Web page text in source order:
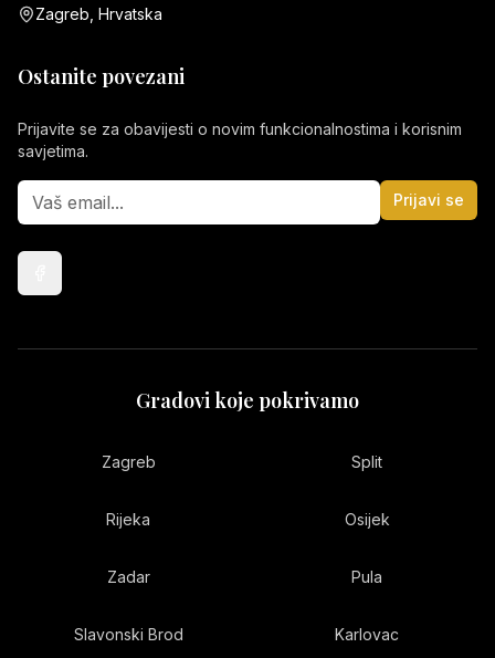
Zagreb, Hrvatska
Ostanite povezani
Prijavite se za obavijesti o novim funkcionalnostima i korisnim
savjetima.
Prijavi se
Gradovi koje pokrivamo
Zagreb Split
Rijeka Osijek
Zadar Pula
Slavonski Brod Karlovac